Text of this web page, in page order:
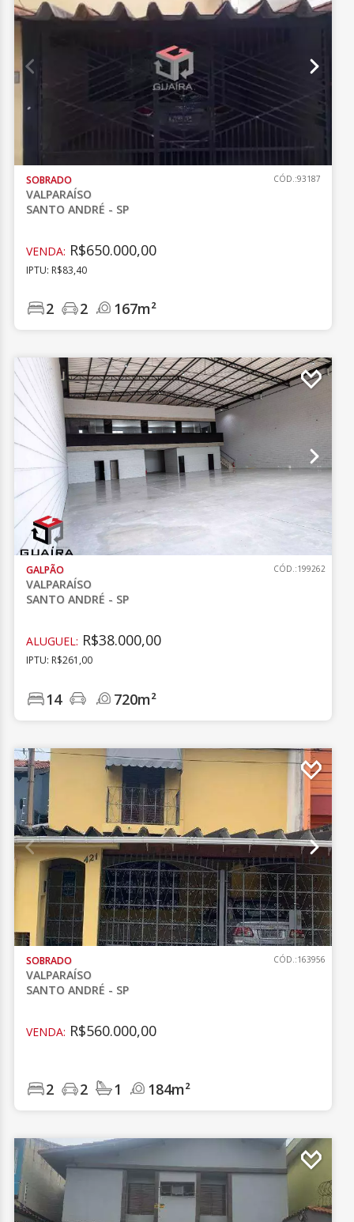
SOBRADO
VALPARAÍSO
SANTO ANDRÉ - SP
CÓD.:93187
VENDA: R$650.000,00
IPTU: R$83,40
2 2 167m²
GALPÃO
VALPARAÍSO
SANTO ANDRÉ - SP
CÓD.:199262
ALUGUEL: R$38.000,00
IPTU: R$261,00
14 720m²
SOBRADO
VALPARAÍSO
SANTO ANDRÉ - SP
CÓD.:163956
VENDA: R$560.000,00
2 2 1 184m²